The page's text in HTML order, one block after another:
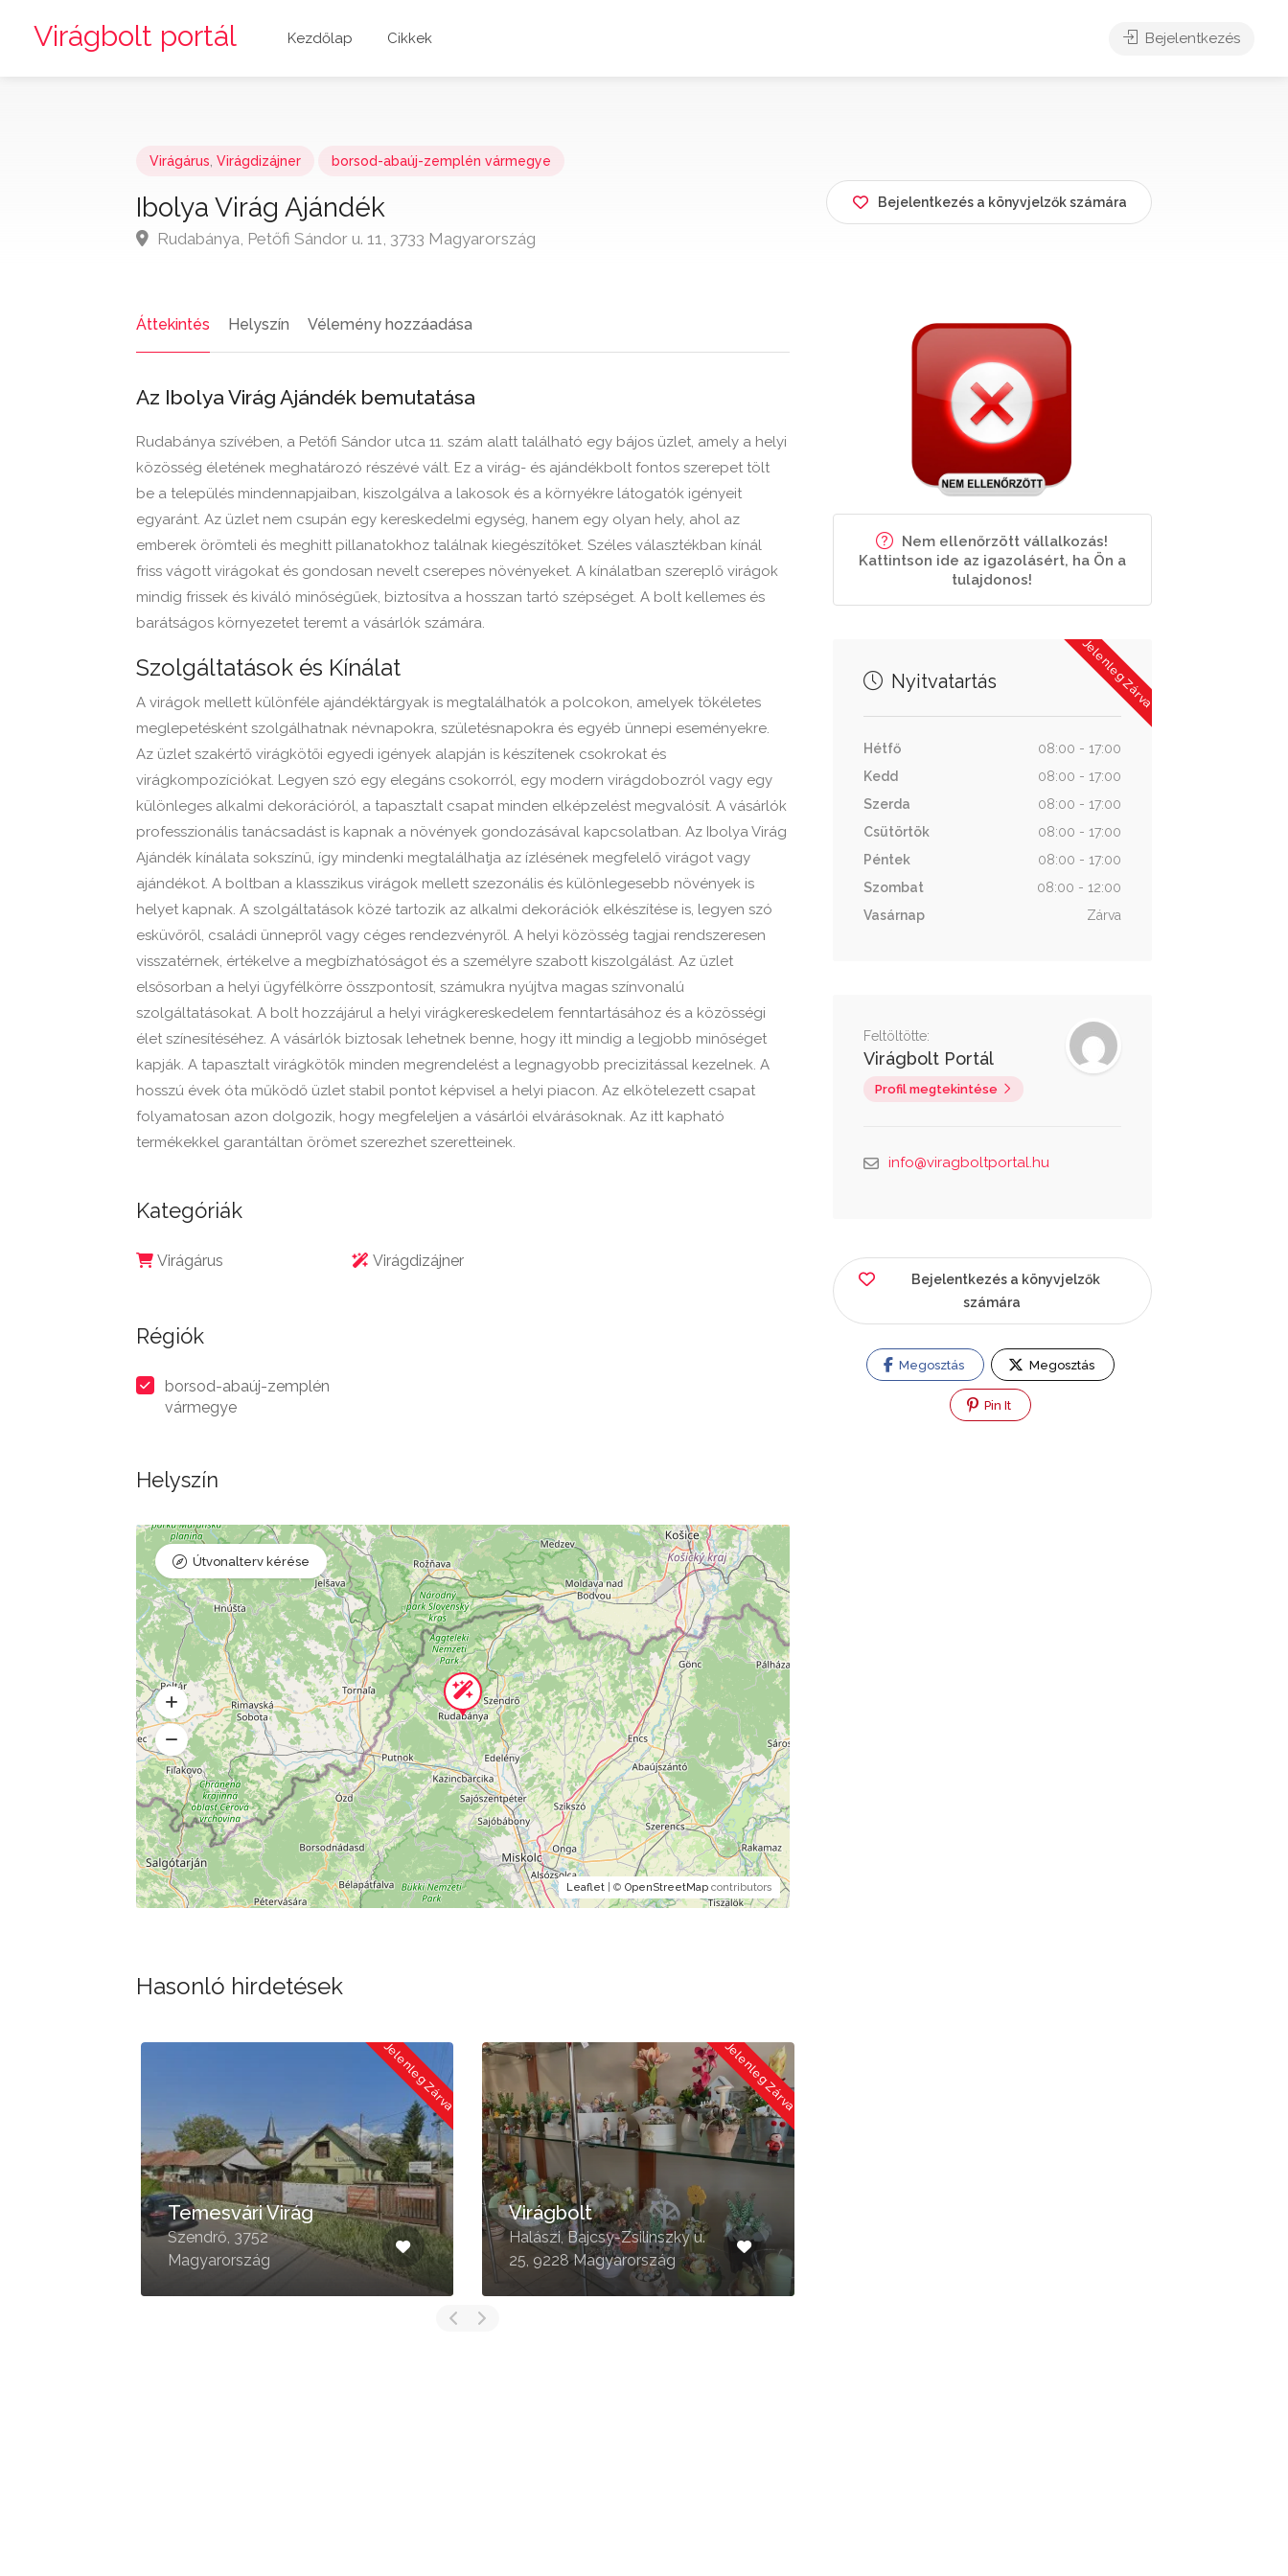
Virágbolt portál Kezdőlap Cikkek Bejelentkezés
Virágárus Virágdizájner borsod-abaúj-zemplén vármegye
Ibolya Virág Ajándék
Rudabánya, Petőfi Sándor u. 11, 3733 Magyarország
Bejelentkezés a könyvjelzők számára
Áttekintés Helyszín Vélemény hozzáadása
Az Ibolya Virág Ajándék bemutatása
Rudabánya szívében, a Petőfi Sándor utca 11. szám alatt található egy bájos üzlet, amely a helyi
közösség életének meghatározó részévé vált. Ez a virág- és ajándékbolt fontos szerepet tölt
be a település mindennapjaiban, kiszolgálva a lakosok és a környékre látogatók igényeit
egyaránt. Az üzlet nem csupán egy kereskedelmi egység, hanem egy olyan hely, ahol az
emberek örömteli és meghitt pillanatokhoz találnak kiegészítőket. Széles választékban kínál
friss vágott virágokat és gondosan nevelt cserepes növényeket. A kínálatban szereplő virágok
mindig frissek és kiváló minőségűek, biztosítva a hosszan tartó szépséget. A bolt kellemes és
barátságos környezetet teremt a vásárlók számára.
Szolgáltatások és Kínálat
A virágok mellett különféle ajándéktárgyak is megtalálhatók a polcokon, amelyek tökéletes
meglepetésként szolgálhatnak névnapokra, születésnapokra és egyéb ünnepi eseményekre.
Az üzlet szakértő virágkötői egyedi igények alapján is készítenek csokrokat és
virágkompozíciókat. Legyen szó egy elegáns csokorról, egy modern virágdobozról vagy egy
különleges alkalmi dekorációról, a tapasztalt csapat minden elképzelést megvalósít. A vásárlók
professzionális tanácsadást is kapnak a növények gondozásával kapcsolatban. Az Ibolya Virág
Ajándék kínálata sokszínű, így mindenki megtalálhatja az ízlésének megfelelő virágot vagy
ajándékot. A boltban a klasszikus virágok mellett szezonális és különlegesebb növények is
helyet kapnak. A szolgáltatások közé tartozik az alkalmi dekorációk elkészítése is, legyen szó
esküvőről, családi ünnepről vagy céges rendezvényről. A helyi közösség tagjai rendszeresen
visszatérnek, értékelve a megbízhatóságot és a személyre szabott kiszolgálást. Az üzlet
elsősorban a helyi ügyfélkörre összpontosít, számukra nyújtva magas színvonalú
szolgáltatásokat. A bolt hozzájárul a helyi virágkereskedelem fenntartásához és a közösségi
élet színesítéséhez. A vásárlók biztosak lehetnek benne, hogy itt mindig a legjobb minőséget
kapják. A tapasztalt virágkötők minden megrendelést a legnagyobb precizitással kezelnek. A
hosszú évek óta működő üzlet stabil pontot képvisel a helyi piacon. Az elkötelezett csapat
folyamatosan azon dolgozik, hogy megfeleljen a vásárlói elvárásoknak. Az itt kapható
termékekkel garantáltan örömet szerezhet szeretteinek.
Kategóriák
Virágárus Virágdizájner
Régiók
borsod-abaúj-zemplén
vármegye
Helyszín
Leaflet| © OpenStreetMapcontributors
Útvonalterv kérése
Hasonló hirdetések
Jelenleg Zárva
Temesvári Virág
Szendrő, 3752
Magyarország
Jelenleg Zárva
Virágbolt
Halászi, Bajcsy-Zsilinszky u.
25, 9228 Magyarország
Nem ellenőrzött vállalkozás!
Kattintson ide az igazolásért, ha Ön a
tulajdonos!
Jelenleg Zárva
Nyitvatartás
Hétfő
08:00 - 17:00
Kedd
08:00 - 17:00
Szerda
08:00 - 17:00
Csütörtök
08:00 - 17:00
Péntek
08:00 - 17:00
Szombat
08:00 - 12:00
Vasárnap
Zárva
Feltöltötte:
Virágbolt Portál
Profil megtekintése
info@viragboltportal.hu
Bejelentkezés a könyvjelzők
számára
Megosztás Megosztás
Pin It